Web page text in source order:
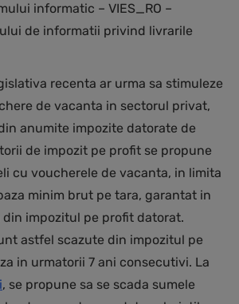
informatic – VIES_RO –
de informatii privind livrarile
recenta ar urma sa stimuleze
de vacanta in sectorul privat,
anumite impozite datorate de
de impozit pe profit se propune
cu voucherele de vacanta, in limita
minim brut pe tara, garantat in
din impozitul pe profit datorat.
astfel scazute din impozitul pe
in urmatorii 7 ani consecutivi. La
, se propune sa se scada sumele